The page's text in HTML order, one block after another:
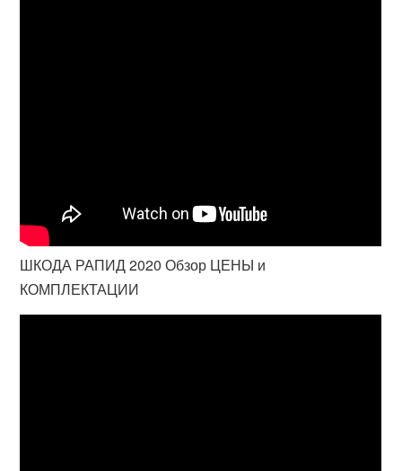
ШКОДА РАПИД 2020 Обзор ЦЕНЫ и
КОМПЛЕКТАЦИИ